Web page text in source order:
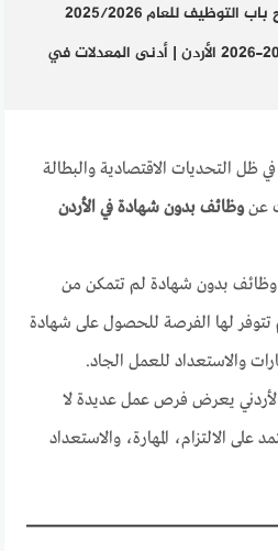
التوظيف للعام 2025/2026
معدلات القبول الموحد 2025-2026 الأردن | أدنى المعدلات في
ظل التحديات الاقتصادية والبطالة
عنوظائف بدون شهادة في الأردن
بدون شهادة لم تتمكن من
تتوفر لها الفرصة للحصول على شهادة
والاستعداد للعمل الجاد.
يعرض فرص عمل عديدة لا
الالتزام، المهارة، والاستعداد